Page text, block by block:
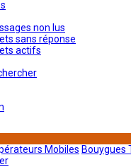
non lus
sans réponse
actifs
Mobiles Bouygues